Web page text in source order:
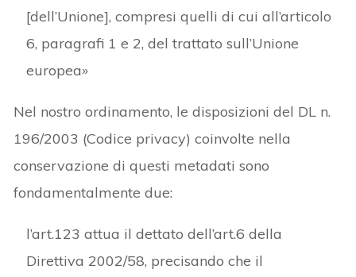
[dell’Unione], compresi quelli di cui all’articolo
6, paragrafi 1 e 2, del trattato sull’Unione
europea»
Nel nostro ordinamento, le disposizioni del DL n.
196/2003 (Codice privacy) coinvolte nella
conservazione di questi metadati sono
fondamentalmente due:
l’art.123 attua il dettato dell’art.6 della
Direttiva 2002/58, precisando che il